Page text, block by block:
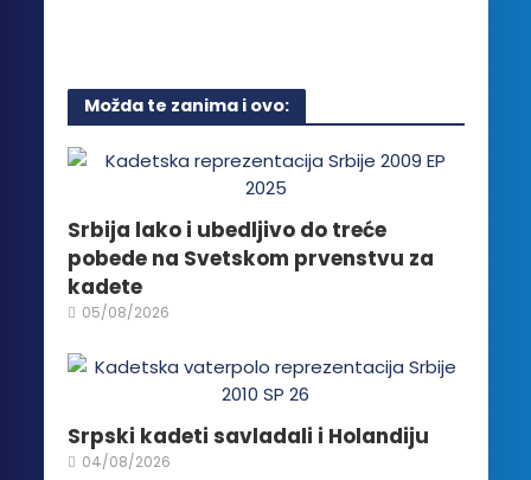
više
varijanti.
mogu
izabrane
na
proizvoda.
Možda te zanima i ovo:
Srbija lako i ubedljivo do treće
pobede na Svetskom prvenstvu za
kadete
05/08/2026
Srpski kadeti savladali i Holandiju
04/08/2026